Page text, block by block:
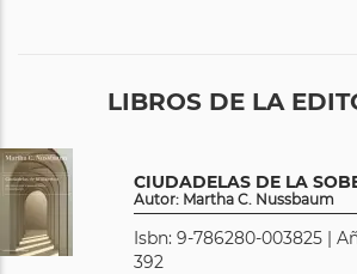
LIBROS DE LA
CIUDADELAS DE LA
Autor: Martha C. Nussbaum
Isbn: 9-786280-003825 |
392